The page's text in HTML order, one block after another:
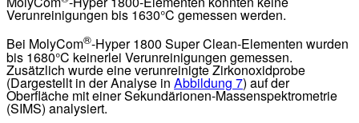
Verunreinigungen bis 1630°C gemessen werden.
Bei MolyCom®-Hyper 1800 Super Clean-Elementen wurden
bis 1680°C keinerlei Verunreinigungen gemessen.
Zusätzlich wurde eine verunreinigte Zirkonoxidprobe
(Dargestellt in der Analyse in Abbildung 7) auf der
Oberfläche mit einer Sekundärionen-Massenspektrometrie
(SIMS) analysiert.